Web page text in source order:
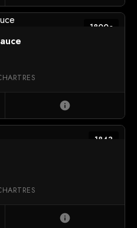
1800c
info
1843
info